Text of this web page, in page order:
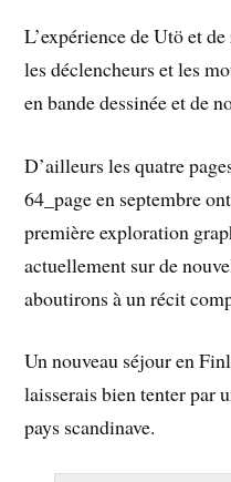
L’expérience de Utö et
les déclencheurs et les
en bande dessinée et de
D’ailleurs les quatre
64_page en septembre
première exploration
actuellement sur de
aboutirons à un récit
Un nouveau séjour en
laisserais bien tenter par
pays scandinave.